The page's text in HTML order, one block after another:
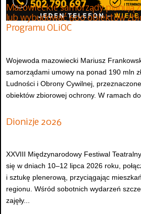
Mazowieckie samorządy planują
lub wybudować 600 obiektów
Programu OLiOC
Wojewoda mazowiecki Mariusz
samorządami umowy na ponad 190 mln
Ludności i Obrony Cywilnej,
obiektów zbiorowej ochrony. W ramach
Dionizje 2026
XXVIII Międzynarodowy Festiwal
się w dniach 10–12 lipca 2026 roku,
i sztukę plenerową, przyciągając
regionu. Wśród sobotnich wydarzeń
zajęły...